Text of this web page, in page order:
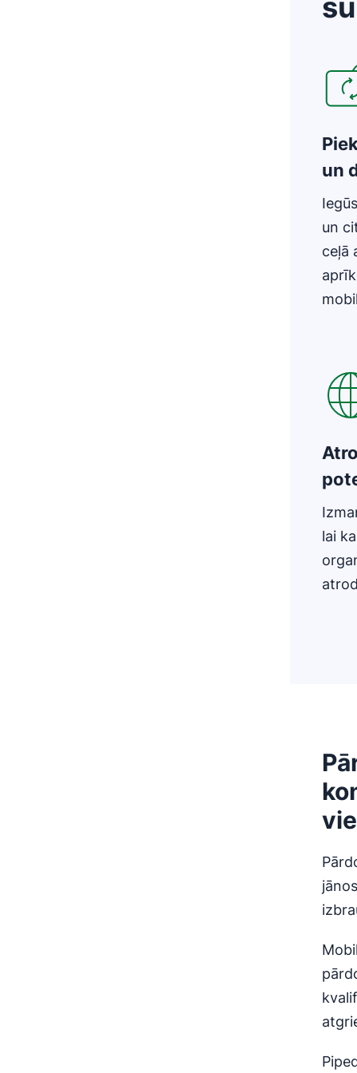
un
un
ceļā
lai